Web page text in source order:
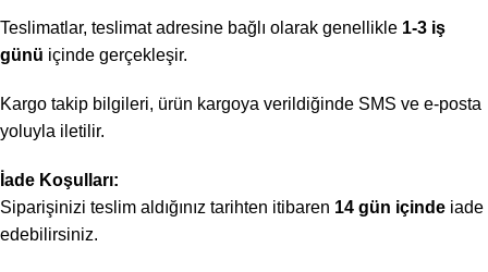
Teslimatlar, teslimat adresine bağlı olarak genellikle 1-3 iş
günü içinde gerçekleşir.
Kargo takip bilgileri, ürün kargoya verildiğinde SMS ve e-posta
yoluyla iletilir.
İade Koşulları:
Siparişinizi teslim aldığınız tarihten itibaren 14 gün içinde iade
edebilirsiniz.